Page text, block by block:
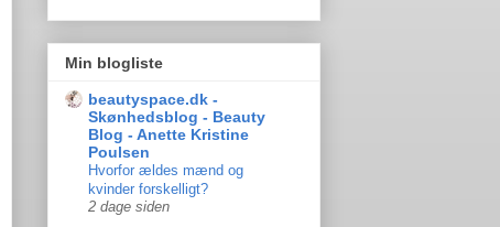
Min blogliste
beautyspace.dk -
Skønhedsblog - Beauty
Blog - Anette Kristine
Poulsen
Hvorfor ældes mænd og
kvinder forskelligt?
2 dage siden